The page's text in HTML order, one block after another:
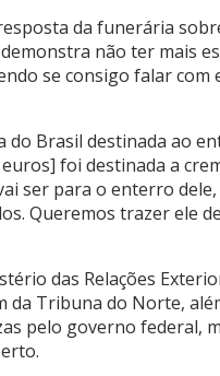
da funerária
não ter mais
se consigo falar com
do Brasil destinada ao
foi destinada a
ser para o enterro
Queremos trazer ele
das Relações
da Tribuna do Norte,
pelo governo federal,